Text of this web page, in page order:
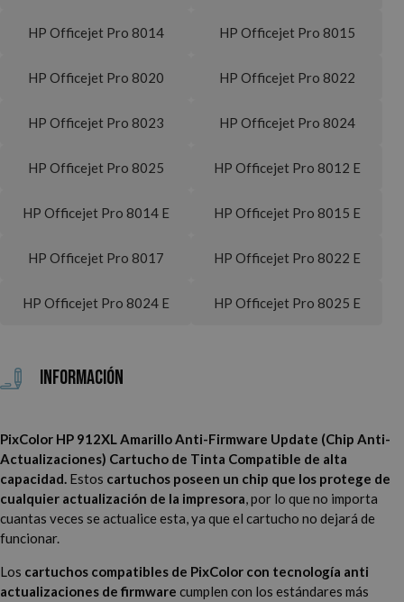
HP Officejet Pro 8014 HP Officejet Pro 8015
HP Officejet Pro 8020 HP Officejet Pro 8022
HP Officejet Pro 8023 HP Officejet Pro 8024
HP Officejet Pro 8025 HP Officejet Pro 8012 E
HP Officejet Pro 8014 E HP Officejet Pro 8015 E
HP Officejet Pro 8017 HP Officejet Pro 8022 E
HP Officejet Pro 8024 E HP Officejet Pro 8025 E
Información
PixColor HP 912XL Amarillo Anti-Firmware Update (Chip Anti-
Actualizaciones) Cartucho de Tinta Compatible de alta
capacidad. Estos cartuchos poseen un chip que los protege de
cualquier actualización de la impresora, por lo que no importa
cuantas veces se actualice esta, ya que el cartucho no dejará de
funcionar.
Los cartuchos compatibles de PixColor con tecnología anti
actualizaciones de firmware cumplen con los estándares más